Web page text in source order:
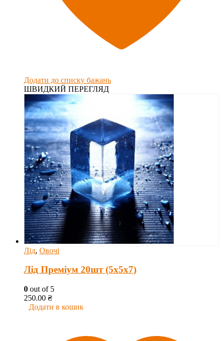
Додати до списку бажань
ШВИДКИЙ ПЕРЕГЛЯД
Лід, Овочі
Лід Преміум 20шт (5х5х7)
0 out of 5
250.00 ₴
Додати в кошик